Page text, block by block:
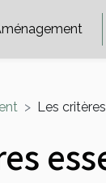
Les